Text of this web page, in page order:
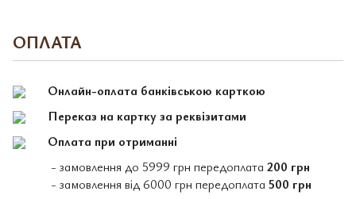
ОПЛАТА
Онлайн-оплата банківською карткою
Переказ на картку за реквізитами
Оплата при отриманні
- замовлення до 5999 грн передоплата 200 грн
- замовлення від 6000 грн передоплата 500 грн